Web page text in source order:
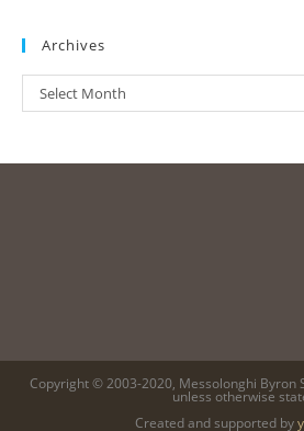
Archives
Select Month
Copyright © 2003-2020, Messolonghi Byron
unless otherwise
Created and supported by